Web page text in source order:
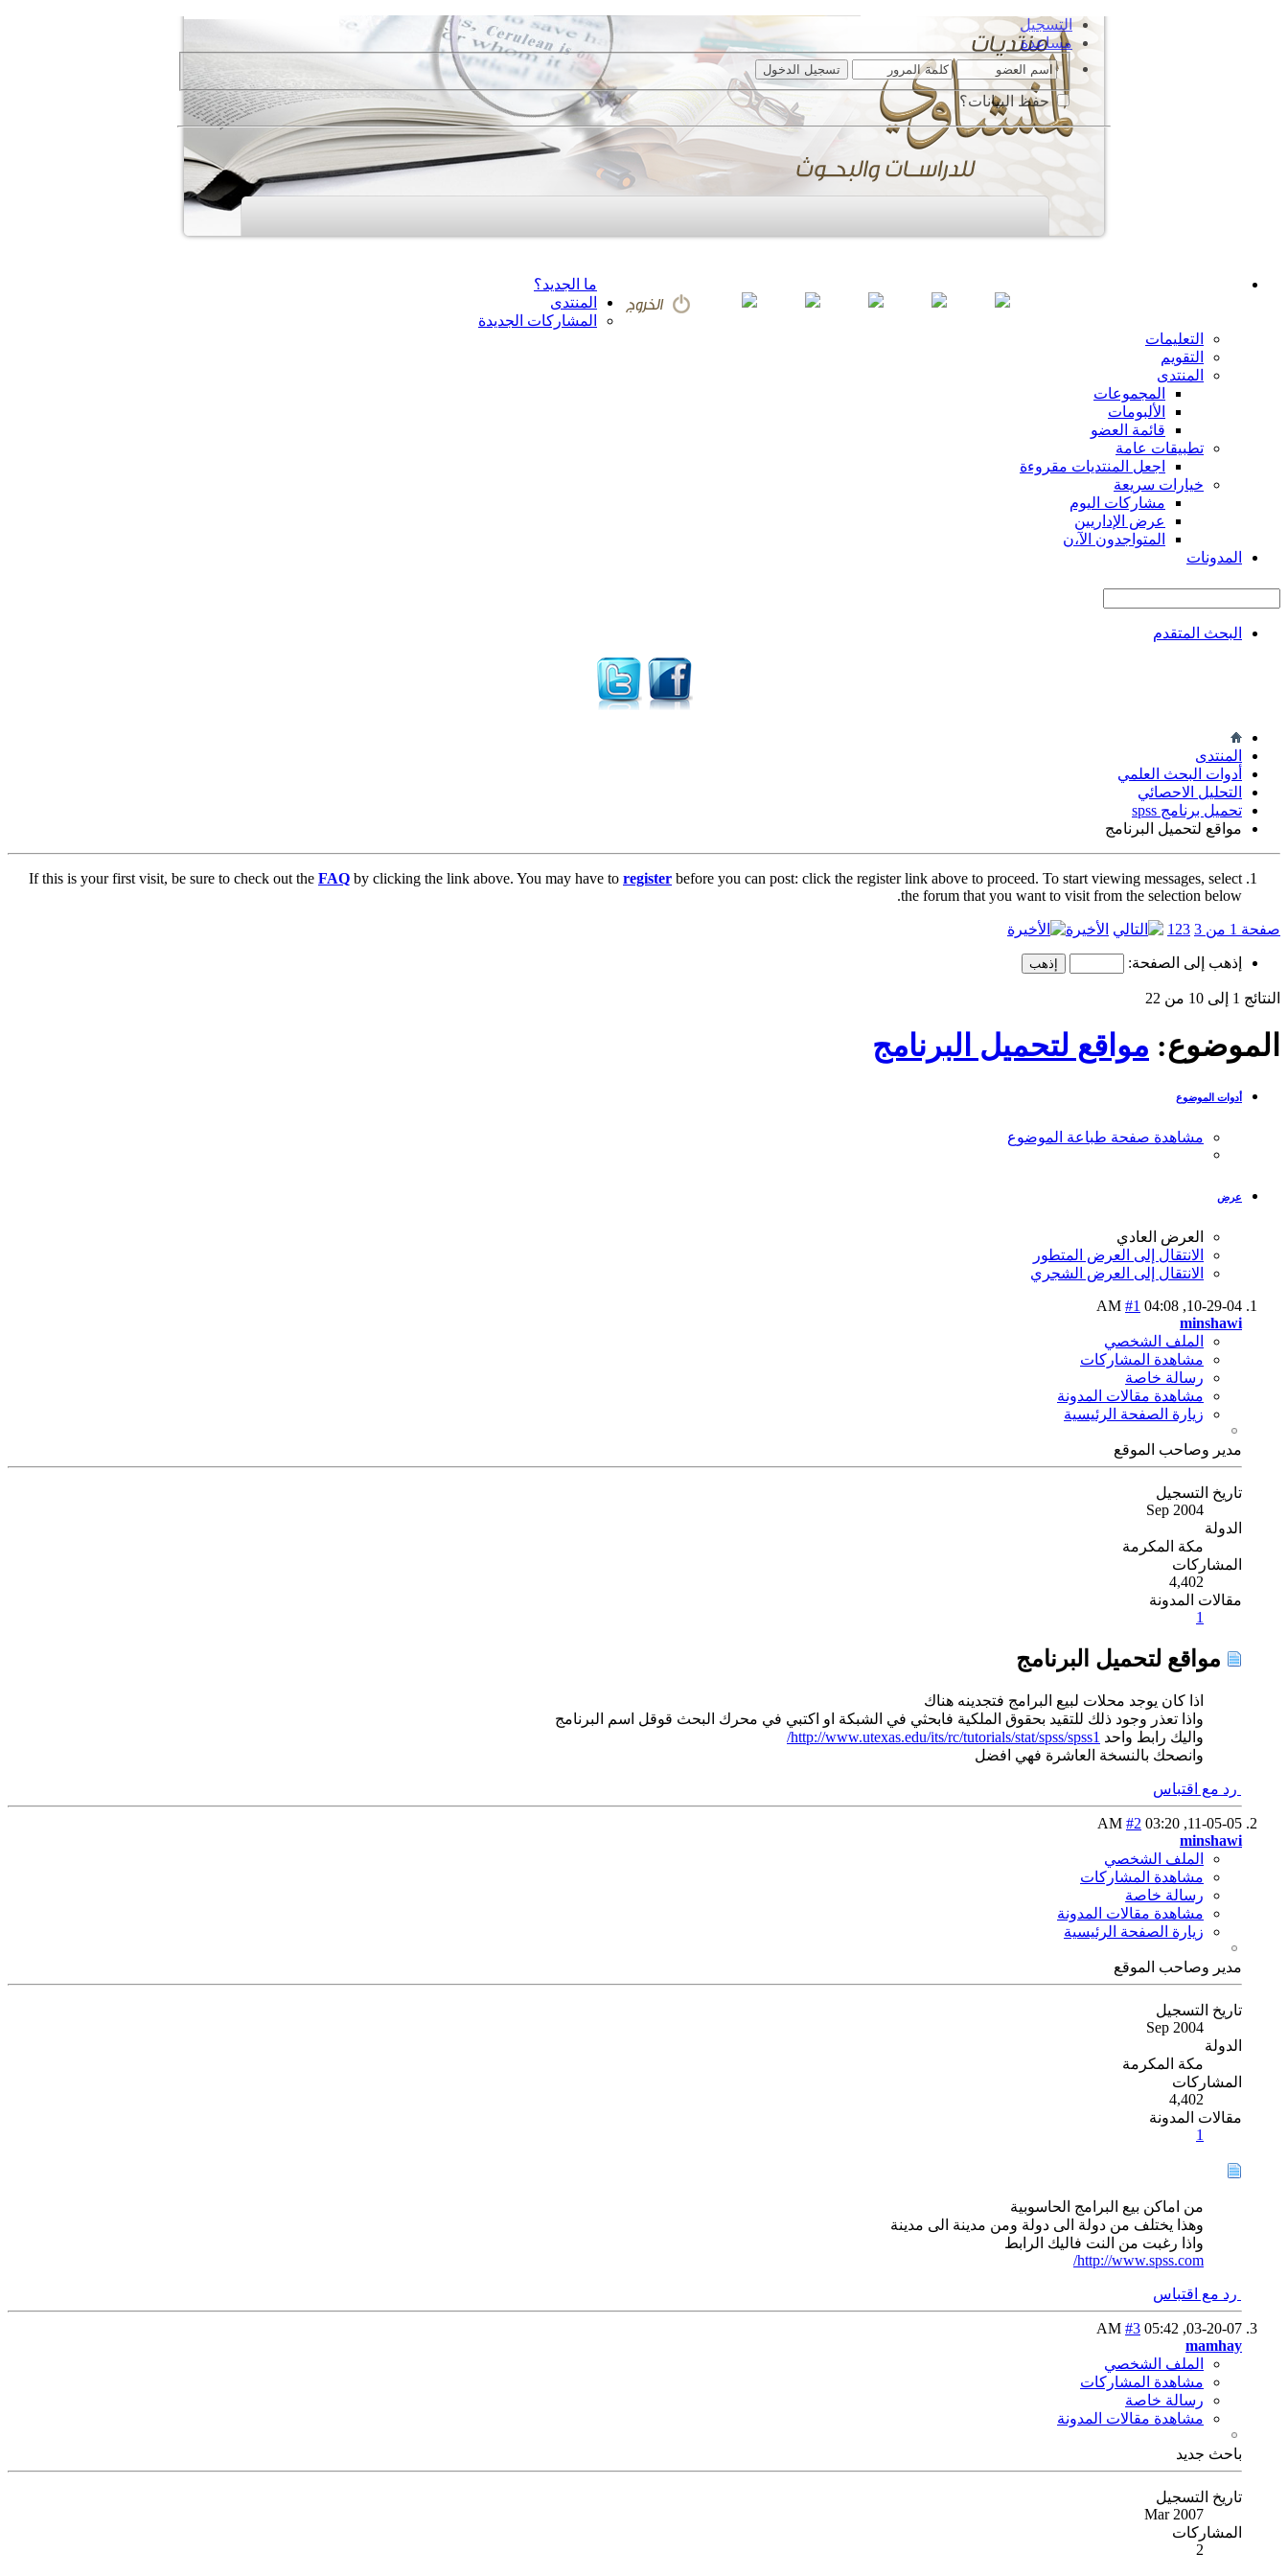
التسجيل
مساعدة
حفظ البيانات؟
ما الجديد؟
المنتدى
المشاركات الجديدة
التعليمات
التقويم
المنتدى
المجموعات
الألبومات
قائمة العضو
تطبيقات عامة
اجعل المنتديات مقروءة
خيارات سريعة
مشاركات اليوم
عرض الإداريين
المتواجدون الآ،ن
المدونات
البحث المتقدم
المنتدى
أدوات البحث العلمي
التحليل الاحصائي
تحميل برنامج spss
مواقع لتحميل البرنامج
If this is your first visit, be sure to check out the FAQ by clicking the link above. You may have to register before you can post: click the register link above to proceed. To start viewing messages, select
the forum that you want to visit from the selection below.
صفحة 1 من 3 1 23 الأخيرة
إذهب إلى الصفحة:
النتائج 1 إلى 10 من 22
الموضوع: مواقع لتحميل البرنامج
أدوات الموضوع
مشاهدة صفحة طباعة الموضوع
عرض
العرض العادي
الانتقال إلى العرض المتطور
الانتقال إلى العرض الشجري
10-29-04,
04:08 AM
#1
minshawi
الملف الشخصي
مشاهدة المشاركات
رسالة خاصة
مشاهدة مقالات المدونة
زيارة الصفحة الرئيسية
مدير وصاحب الموقع
تاريخ التسجيل
Sep 2004
الدولة
مكة المكرمة
المشاركات
4,402
مقالات المدونة
1
مواقع لتحميل البرنامج
اذا كان يوجد محلات لبيع البرامج فتجدينه هناك
واذا تعذر وجود ذلك للتقيد بحقوق الملكية فابحثي في الشبكة او اكتبي في محرك البحث قوقل اسم البرنامج
واليك رابط واحد http://www.utexas.edu/its/rc/tutorials/stat/spss/spss1/
وانصحك بالنسخة العاشرة فهي افضل
رد مع اقتباس
11-05-05,
03:20 AM
#2
minshawi
الملف الشخصي
مشاهدة المشاركات
رسالة خاصة
مشاهدة مقالات المدونة
زيارة الصفحة الرئيسية
مدير وصاحب الموقع
تاريخ التسجيل
Sep 2004
الدولة
مكة المكرمة
المشاركات
4,402
مقالات المدونة
1
من اماكن بيع البرامج الحاسوبية
وهذا يختلف من دولة الى دولة ومن مدينة الى مدينة
واذا رغبت من النت فاليك الرابط
http://www.spss.com/
رد مع اقتباس
03-20-07,
05:42 AM
#3
mamhay
الملف الشخصي
مشاهدة المشاركات
رسالة خاصة
مشاهدة مقالات المدونة
باحث جديد
تاريخ التسجيل
Mar 2007
المشاركات
2